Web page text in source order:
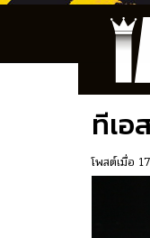
ทีเอ
โพสต์เมื่อ